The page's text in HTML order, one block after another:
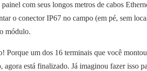
com seus longos metros de cabos
o conector IP67 no campo (em pé, sem
módulo.
Porque um dos 16 terminais que você
agora está finalizado. Já imaginou fazer isso